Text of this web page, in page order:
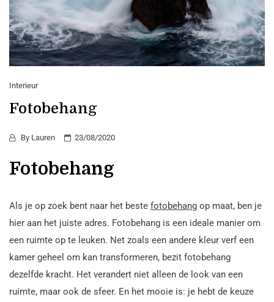
Interieur
Fotobehang
By Lauren 23/08/2020
Fotobehang
Als je op zoek bent naar het beste fotobehang op maat, ben je
hier aan het juiste adres. Fotobehang is een ideale manier om
een ruimte op te leuken. Net zoals een andere kleur verf een
kamer geheel om kan transformeren, bezit fotobehang
dezelfde kracht. Het verandert niet alleen de look van een
ruimte, maar ook de sfeer. En het mooie is: je hebt de keuze